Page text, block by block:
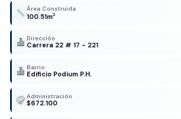
Área Construida
100.51m2
Dirección
Carrera 22 # 17 - 221
Barrio
Edificio Podium P.H.
Administración
$672.100